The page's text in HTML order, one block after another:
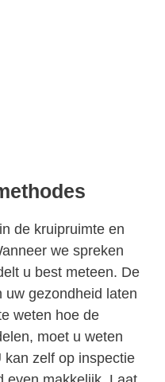
de kruipruimte en
we spreken
u best meteen. De
uw gezondheid laten
weten hoe de
moet u weten
zelf op inspectie